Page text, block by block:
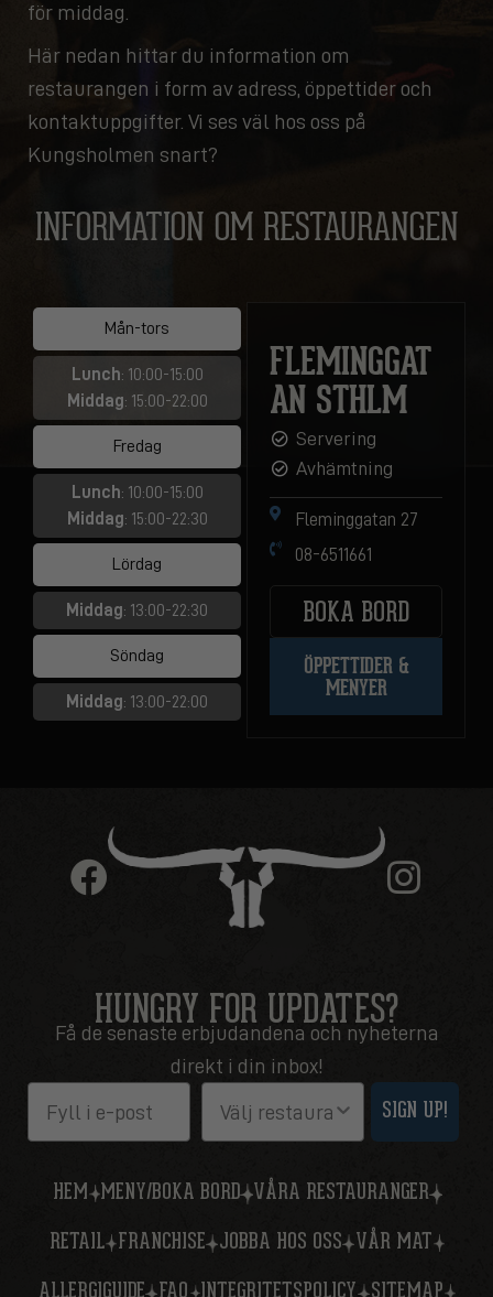
för middag.
Här nedan hittar du information om
restaurangen i form av adress, öppettider och
kontaktuppgifter. Vi ses väl hos oss på
Kungsholmen snart?
INFORMATION OM RESTAURANGEN
Mån-tors
Lunch: 10:00-15:00
Middag: 15:00-22:00
Fredag
Lunch: 10:00-15:00
Middag: 15:00-22:30
Lördag
Middag: 13:00-22:30
Söndag
Middag: 13:00-22:00
FLEMINGGAT
AN STHLM
Servering
Avhämtning
Fleminggatan 27
08-6511661
BOKA BORD
ÖPPETTIDER &
MENYER
HUNGRY FOR UPDATES?
Få de senaste erbjudandena och nyheterna
direkt i din inbox!
SIGN UP!
HEM MENY/BOKA BORD VÅRA RESTAURANGER
RETAIL FRANCHISE JOBBA HOS OSS VÅR MAT
ALLERGIGUIDE FAQ INTEGRITETSPOLICY SITEMAP